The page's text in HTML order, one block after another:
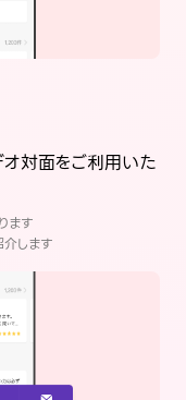
オ対面をご利用いた
ます
介します